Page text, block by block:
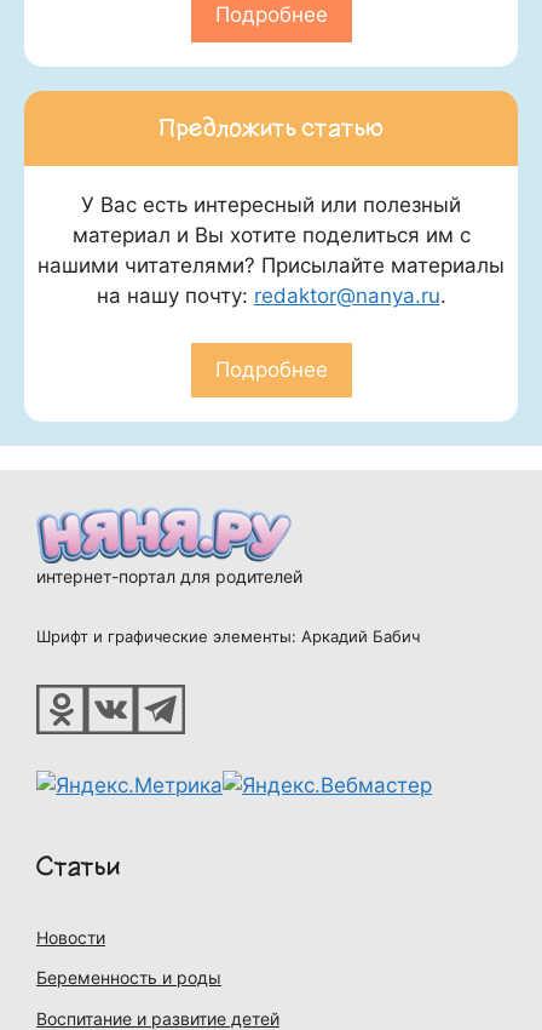
Подробнее
Предложить статью
У Вас есть интересный или полезный
материал и Вы хотите поделиться им с
нашими читателями? Присылайте материалы
на нашу почту: redaktor@nanya.ru.
Подробнее
интернет-портал для родителей
Шрифт и графические элементы: Аркадий Бабич
Статьи
Новости
Беременность и роды
Воспитание и развитие детей